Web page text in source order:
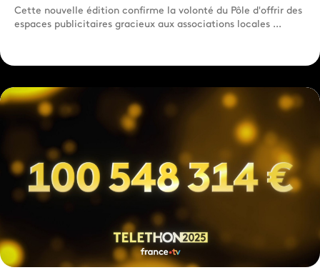
Cette nouvelle édition confirme la volonté du Pôle d'offrir des
espaces publicitaires gracieux aux associations locales ...